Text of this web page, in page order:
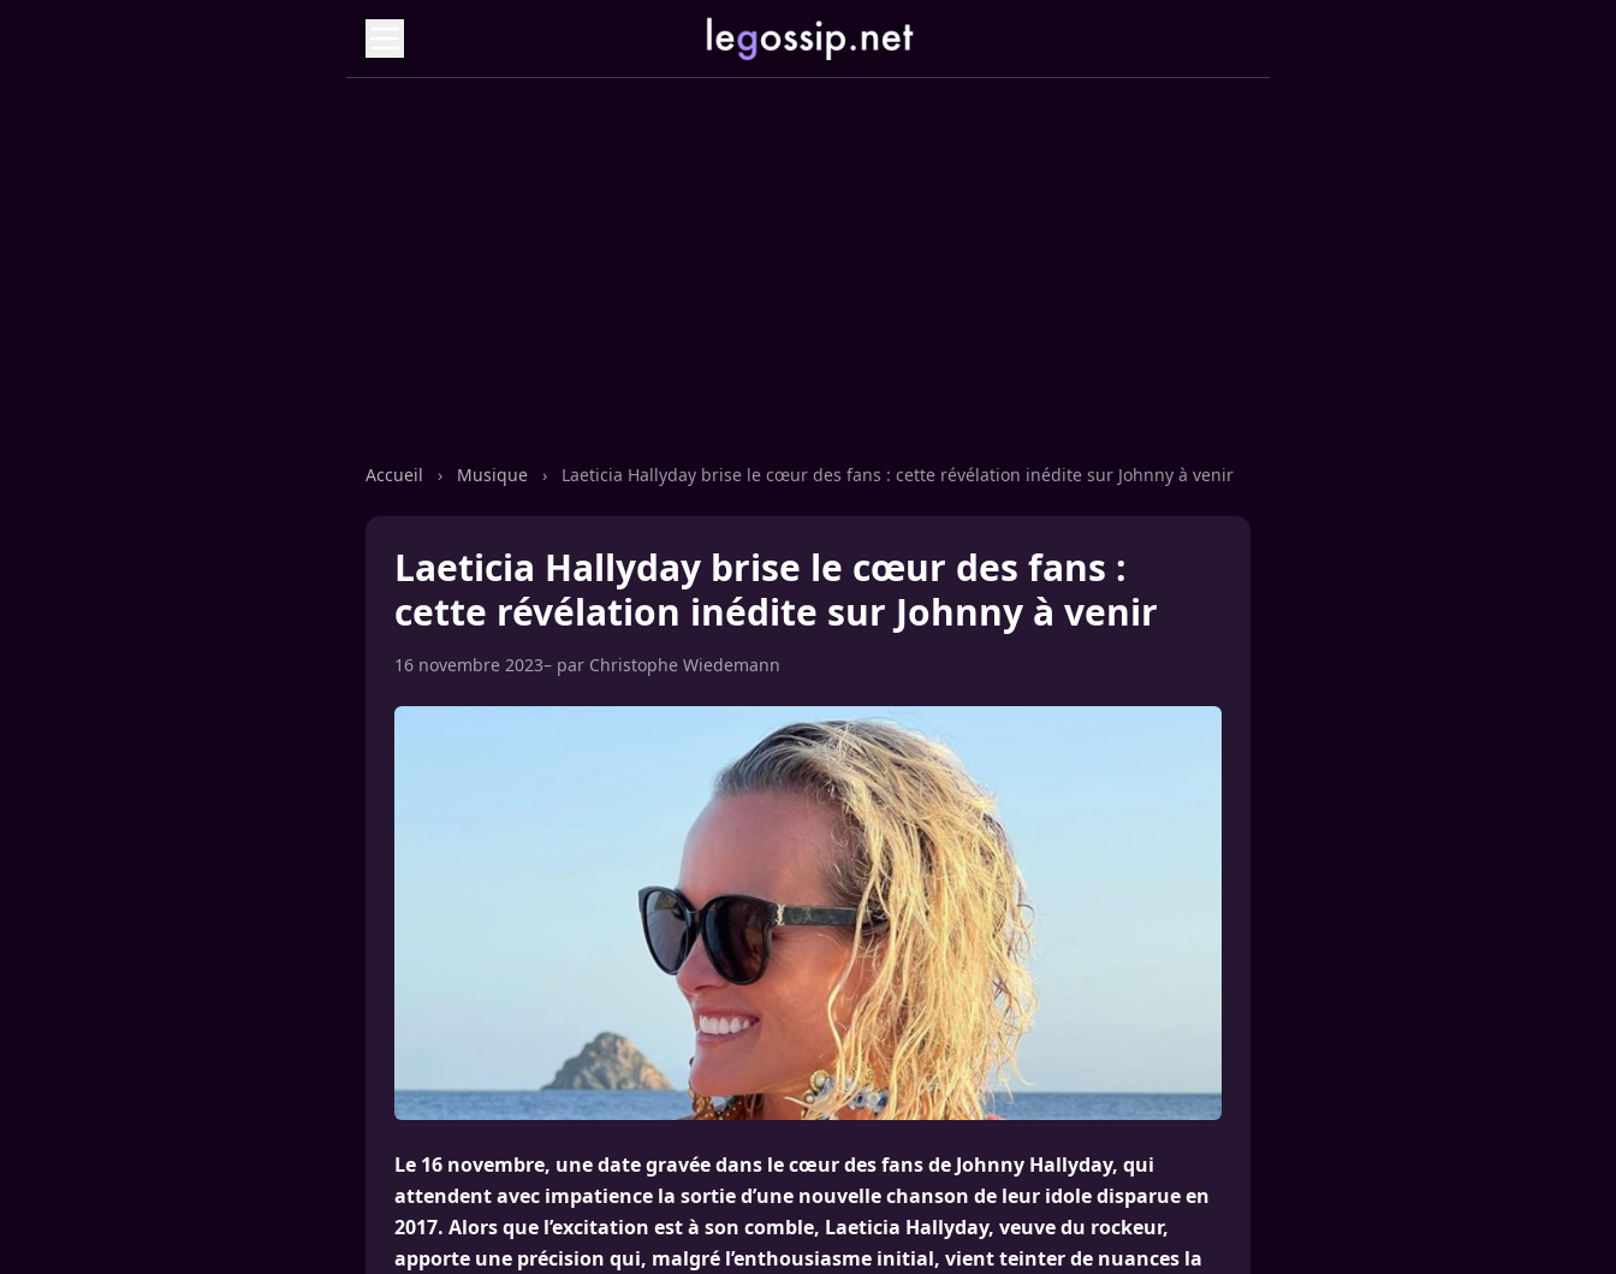
Accueil › Musique › Laeticia Hallyday brise le cœur des fans : cette révélation inédite sur Johnny à venir
Laeticia Hallyday brise le cœur des fans :
cette révélation inédite sur Johnny à venir
16 novembre 2023– par Christophe Wiedemann
Le 16 novembre, une date gravée dans le cœur des fans de Johnny Hallyday, qui
attendent avec impatience la sortie d’une nouvelle chanson de leur idole disparue en
2017. Alors que l’excitation est à son comble, Laeticia Hallyday, veuve du rockeur,
apporte une précision qui, malgré l’enthousiasme initial, vient teinter de nuances la